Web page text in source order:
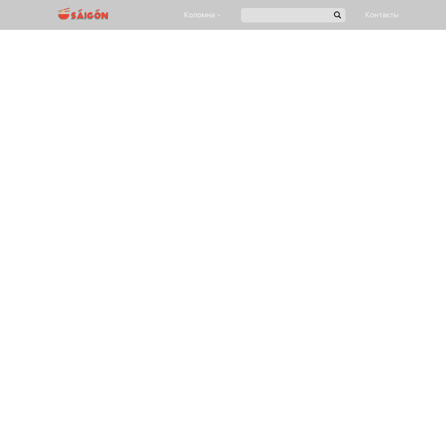
Коломна Контакты